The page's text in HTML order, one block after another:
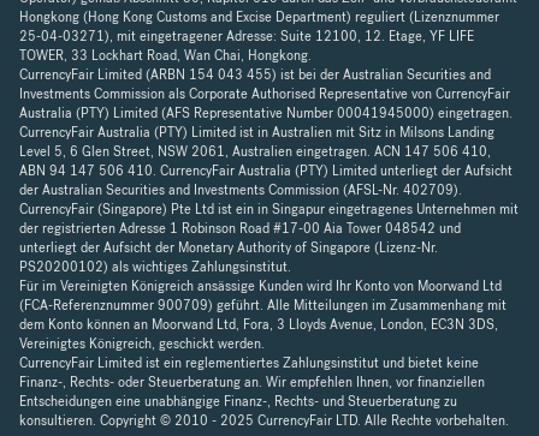
Hongkong (Hong Kong Customs and Excise Department) reguliert (Lizenznummer
25-04-03271), mit eingetragener Adresse: Suite 12100, 12. Etage, YF LIFE
TOWER, 33 Lockhart Road, Wan Chai, Hongkong.
CurrencyFair Limited (ARBN 154 043 455) ist bei der Australian Securities and
Investments Commission als Corporate Authorised Representative von CurrencyFair
Australia (PTY) Limited (AFS Representative Number 00041945000) eingetragen.
CurrencyFair Australia (PTY) Limited ist in Australien mit Sitz in Milsons Landing
Level 5, 6 Glen Street, NSW 2061, Australien eingetragen. ACN 147 506 410,
ABN 94 147 506 410. CurrencyFair Australia (PTY) Limited unterliegt der Aufsicht
der Australian Securities and Investments Commission (AFSL-Nr. 402709).
CurrencyFair (Singapore) Pte Ltd ist ein in Singapur eingetragenes Unternehmen mit
der registrierten Adresse 1 Robinson Road #17-00 Aia Tower 048542 und
unterliegt der Aufsicht der Monetary Authority of Singapore (Lizenz-Nr.
PS20200102) als wichtiges Zahlungsinstitut.
Für im Vereinigten Königreich ansässige Kunden wird Ihr Konto von Moorwand Ltd
(FCA-Referenznummer 900709) geführt. Alle Mitteilungen im Zusammenhang mit
dem Konto können an Moorwand Ltd, Fora, 3 Lloyds Avenue, London, EC3N 3DS,
Vereinigtes Königreich, geschickt werden.
CurrencyFair Limited ist ein reglementiertes Zahlungsinstitut und bietet keine
Finanz-, Rechts- oder Steuerberatung an. Wir empfehlen Ihnen, vor finanziellen
Entscheidungen eine unabhängige Finanz-, Rechts- und Steuerberatung zu
konsultieren. Copyright © 2010 - 2025 CurrencyFair LTD. Alle Rechte vorbehalten.